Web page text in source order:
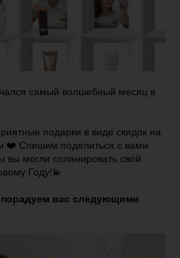
самый волшебный месяц в
подарки в виде скидок на
❤️ Спешим поделиться с вами
вы могли спланировать свой
Году!💫
вас следующими